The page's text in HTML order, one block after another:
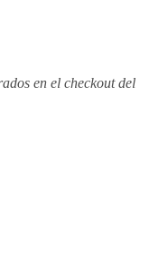
en el checkout del